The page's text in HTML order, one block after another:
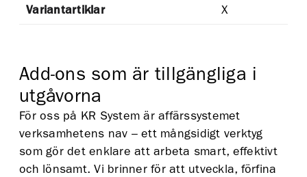
Variantartiklar X
Add-ons som är tillgängliga i
utgåvorna
För oss på KR System är affärssystemet
verksamhetens nav – ett mångsidigt verktyg
som gör det enklare att arbeta smart, effektivt
och lönsamt. Vi brinner för att utveckla, förfina